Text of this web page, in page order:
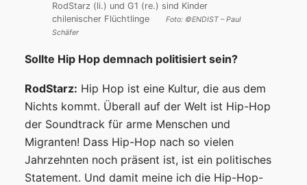
RodStarz (li.) und G1 (re.) sind Kinder
chilenischer Flüchtlinge Foto: ©ENDIST – Paul
Schäfer
Sollte Hip Hop demnach politisiert sein?
RodStarz: Hip Hop ist eine Kultur, die aus dem
Nichts kommt. Überall auf der Welt ist Hip-Hop
der Soundtrack für arme Menschen und
Migranten! Dass Hip-Hop nach so vielen
Jahrzehnten noch präsent ist, ist ein politisches
Statement. Und damit meine ich die Hip-Hop-